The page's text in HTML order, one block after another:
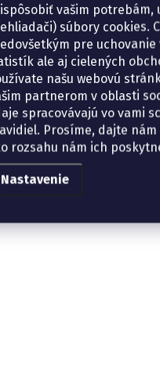
vašim potrebám,
súbory cookies.
pre
ale aj cielených
našu webovú
partnerom v oblasti
spracovávajú vo vami
Prosíme, dajte
rozsahu nám ich
Nastavenie